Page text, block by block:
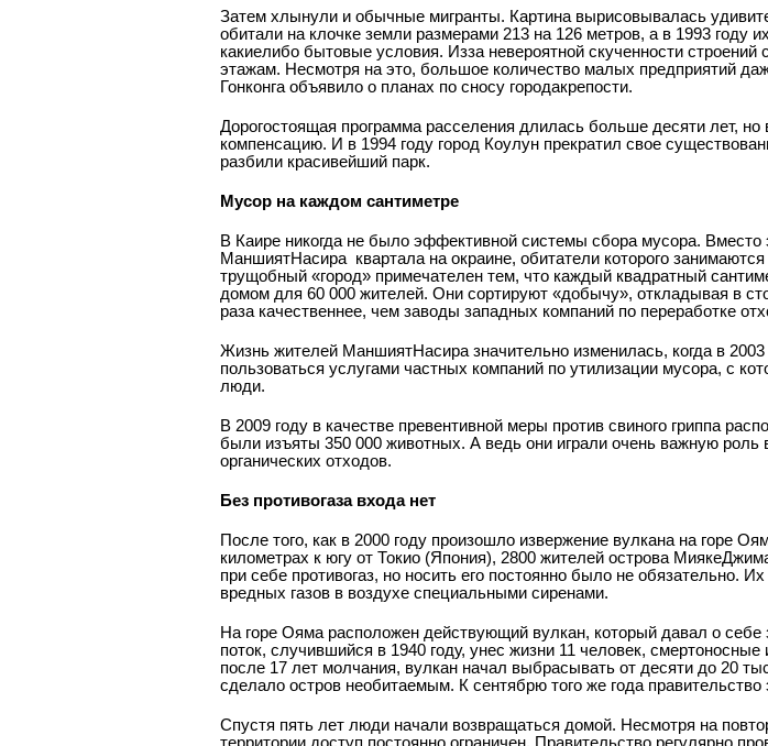
Затем хлынули и обычные мигранты. Картина вырисовывалась
обитали на клочке земли размерами 213 на 126 метров, а в 1993 году
какие­либо бытовые условия. Из­за невероятной скученности
этажам. Несмотря на это, большое количество малых предприятий
Гонконга объявило о планах по сносу города­крепости.
Дорогостоящая программа расселения длилась больше десяти лет,
компенсацию. И в 1994 году город Коулун прекратил свое
разбили красивейший парк.
Мусор на каждом сантиметре
В Каире никогда не было эффективной системы сбора мусора.
Маншият­Насира ­ квартала на окраине, обитатели которого
трущобный «город» примечателен тем, что каждый квадратный
домом для 60 000 жителей. Они сортируют «добычу», откладывая в
раза качественнее, чем заводы западных компаний по переработке
Жизнь жителей Маншият­Насира значительно изменилась, когда в
пользоваться услугами частных компаний по утилизации мусора, с
люди.
В 2009 году в качестве превентивной меры против свиного гриппа
были изъяты 350 000 животных. А ведь они играли очень важную роль
органических отходов.
Без противогаза входа нет
После того, как в 2000 году произошло извержение вулкана на горе
километрах к югу от Токио (Япония), 2800 жителей острова
при себе противогаз, но носить его постоянно было не обязательно.
вредных газов в воздухе специальными сиренами.
На горе Ояма расположен действующий вулкан, который давал о себе
поток, случившийся в 1940 году, унес жизни 11 человек,
после 17 лет молчания, вулкан начал выбрасывать от десяти до 20
сделало остров необитаемым. К сентябрю того же года
Спустя пять лет люди начали возвращаться домой. Несмотря на
территории доступ постоянно ограничен. Правительство регулярно